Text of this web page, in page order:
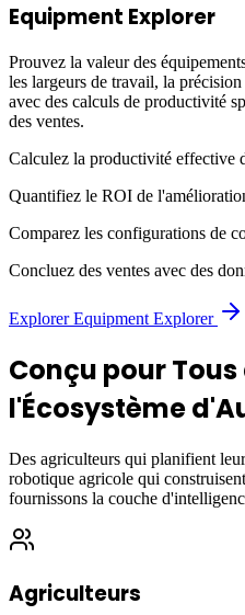
Equipment Explorer
Prouvez la valeur des
les largeurs de travail, la
avec des calculs de productivité
des ventes.
Calculez la productivité effective
Quantifiez le ROI de
Comparez les configurations de
Concluez des ventes avec des
Explorer Equipment Explorer
Conçu pour
l'Écosystème
Des agriculteurs qui planifient
robotique agricole qui
fournissons la couche
Agriculteurs